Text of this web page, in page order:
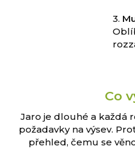
3.
Co
Jaro je dlouhé a každá
požadavky na výsev.
přehled, čemu se